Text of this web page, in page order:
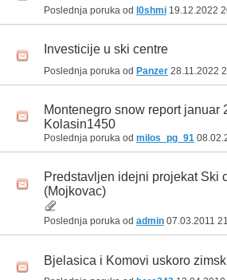
Poslednja poruka od l0shmi 19.12.2022
Investicije u ski centre
Poslednja poruka od Panzer 28.11.2022
Montenegro snow report januar
Kolasin1450
Poslednja poruka od milos_pg_91
Predstavljen idejni projekat Ski
(Mojkovac)
Poslednja poruka od admin 07.03.2011
Bjelasica i Komovi uskoro